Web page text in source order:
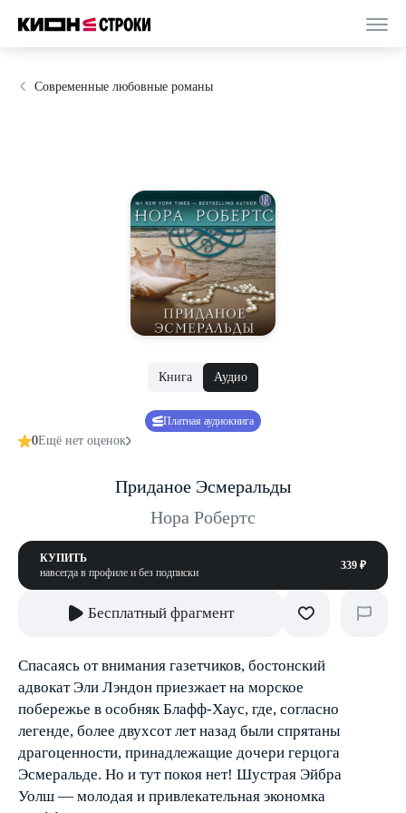
Современные любовные романы
Книга Аудио
Платная аудиокнига
0Ещё нет оценок
Приданое Эсмеральды
Нора Робертс
КУПИТЬ
навсегда в профиле и без подписки
339 ₽
Бесплатный фрагмент
Спасаясь от внимания газетчиков, бостонский
адвокат Эли Лэндон приезжает на морское
побережье в особняк Блафф-Хаус, где, согласно
легенде, более двухсот лет назад были спрятаны
драгоценности, принадлежащие дочери герцога
Эсмеральде. Но и тут покоя нет! Шустрая Эйбра
Уолш — молодая и привлекательная экономка